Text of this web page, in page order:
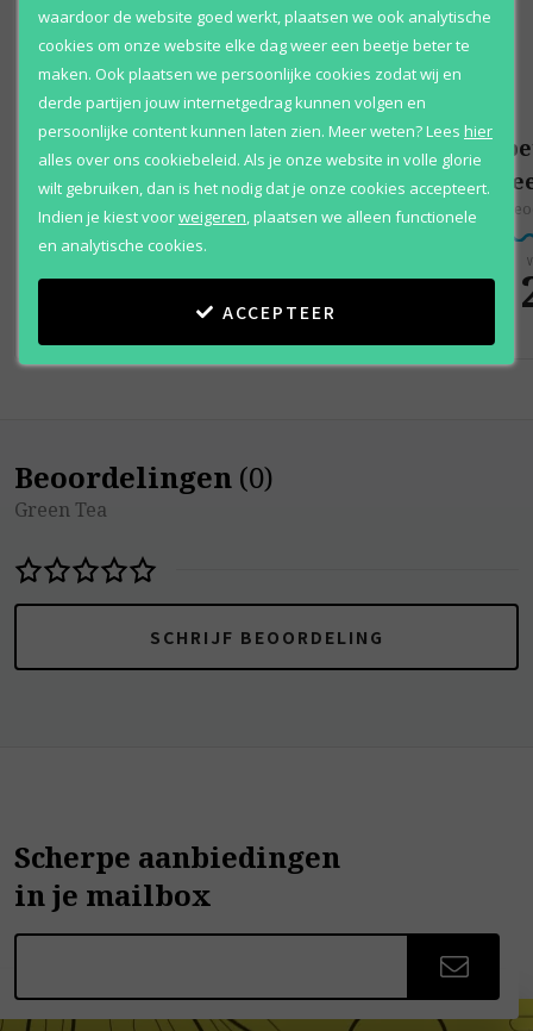
Elizabeth Arden
Green Tea
Eau de toilette
€ 30,95 €
Beoordelingen (0)
Green Tea
SCHRIJF BEOORDELING
Scherpe aanbiedingen
in je mailbox
waardoor de website goed werkt, plaatsen we ook analytische
cookies om onze website elke dag weer een beetje beter te
maken. Ook plaatsen we persoonlijke cookies zodat wij en
derde partijen jouw internetgedrag kunnen volgen en
persoonlijke content kunnen laten zien. Meer weten?Lees hier
alles over ons cookiebeleid. Als je onze website in volle glorie
wilt gebruiken, dan is het nodig dat je onze cookies accepteert.
Indien je kiest voorweigeren plaatsen we alleen functionele
en analytische cookies.
ACCEPTEER